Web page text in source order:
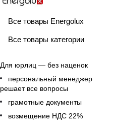
Все товары Energolux
Все товары категории
Для юрлиц — без наценок
персональный менеджер
решает все вопросы
грамотные документы
возмещение НДС 22%